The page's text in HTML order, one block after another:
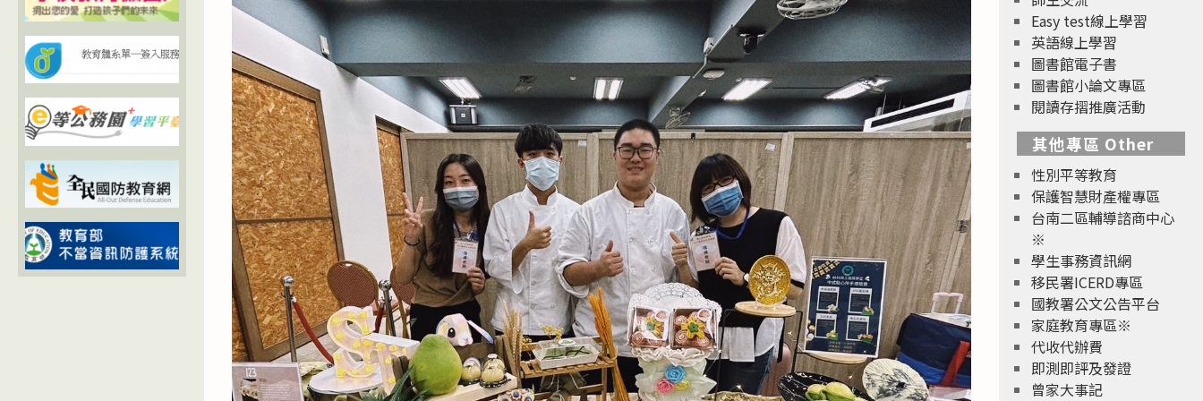
Easy test線上學習
英語線上學習
圖書館電子書
圖書館小論文專區
閱讀存摺推廣活動
其他專區 Other
性別平等教育
保護智慧財產權專區
台南二區輔導諮商中心
※
學生事務資訊網
移民署ICERD專區
國教署公文公告平台
家庭教育專區※
代收代辦費
即測即評及發證
曾家大事記